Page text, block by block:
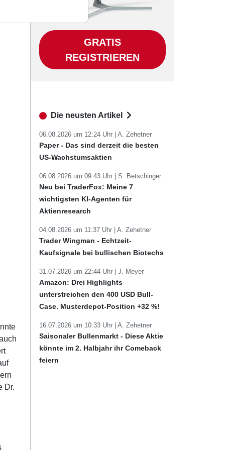
Dr.
GRATIS
REGISTRIEREN
Die neusten Artikel
06.08.2026 um 12:24 Uhr | A. Zehetner
Paper - Das sind derzeit die besten
US-Wachstumsaktien
06.08.2026 um 09:43 Uhr | S. Betschinger
Neu bei TraderFox: Meine 7
wichtigsten KI-Agenten für
Aktienresearch
04.08.2026 um 11:37 Uhr | A. Zehetner
Trader Wingman - Echtzeit-
Kaufsignale bei bullischen Biotechs
31.07.2026 um 22:44 Uhr | J. Meyer
Amazon: Drei Highlights
unterstreichen den 400 USD Bull-
Case. Musterdepot-Position +32 %!
16.07.2026 um 10:33 Uhr | A. Zehetner
Saisonaler Bullenmarkt - Diese Aktie
könnte im 2. Halbjahr ihr Comeback
feiern